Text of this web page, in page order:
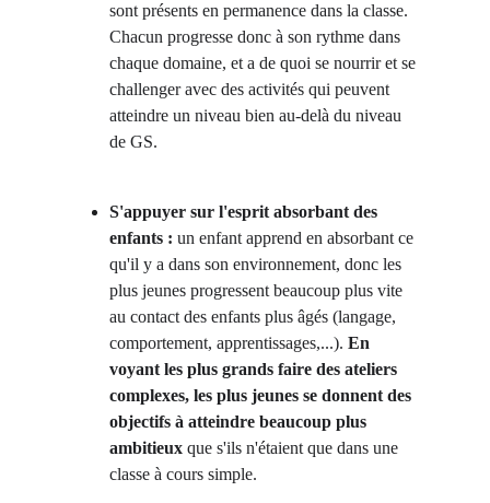
sont présents en permanence dans la classe.
Chacun progresse donc à son rythme dans
chaque domaine, et a de quoi se nourrir et se
challenger avec des activités qui peuvent
atteindre un niveau bien au-delà du niveau
de GS.
S'appuyer sur l'esprit absorbant des
enfants : un enfant apprend en absorbant ce
qu'il y a dans son environnement, donc les
plus jeunes progressent beaucoup plus vite
au contact des enfants plus âgés (langage,
comportement, apprentissages,...). En
voyant les plus grands faire des ateliers
complexes, les plus jeunes se donnent des
objectifs à atteindre beaucoup plus
ambitieux que s'ils n'étaient que dans une
classe à cours simple.